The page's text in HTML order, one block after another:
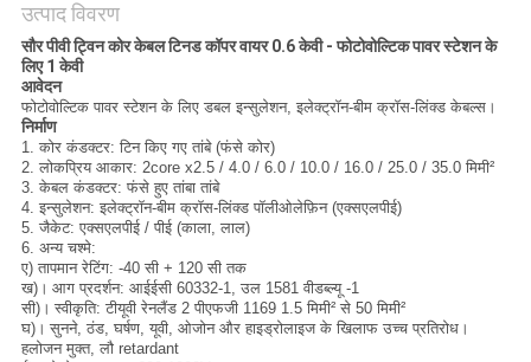
NEWS
साइटमैप
गोपनीयता
नीति
उत्पाद विवरण
सौर पीवी ट्विन कोर केबल टिनड कॉपर वायर 0.6 केवी - फोटोवोल्टिक पावर स्टेशन के
लिए 1 केवी
आवेदन
फोटोवोल्टिक पावर स्टेशन के लिए डबल इन्सुलेशन, इलेक्ट्रॉन-बीम क्रॉस-लिंक्ड केबल्स।
निर्माण
1. कोर कंडक्टर: टिन किए गए तांबे (फंसे कोर)
2. लोकप्रिय आकार: 2core x2.5 / 4.0 / 6.0 / 10.0 / 16.0 / 25.0 / 35.0 मिमी²
3. केबल कंडक्टर: फंसे हुए तांबा तांबे
4. इन्सुलेशन: इलेक्ट्रॉन-बीम क्रॉस-लिंक्ड पॉलीओलेफ़िन (एक्सएलपीई)
5. जैकेट: एक्सएलपीई / पीई (काला, लाल)
6. अन्य चश्मे:
ए) तापमान रेटिंग: -40 सी + 120 सी तक
ख)। आग प्रदर्शन: आईईसी 60332-1, उल 1581 वीडब्ल्यू -1
सी)। स्वीकृति: टीयूवी रेनलैंड 2 पीएफजी 1169 1.5 मिमी² से 50 मिमी²
घ)। सुनने, ठंड, घर्षण, यूवी, ओजोन और हाइड्रोलाइज के खिलाफ उच्च प्रतिरोध।
हलोजन मुक्त, लौ retardant